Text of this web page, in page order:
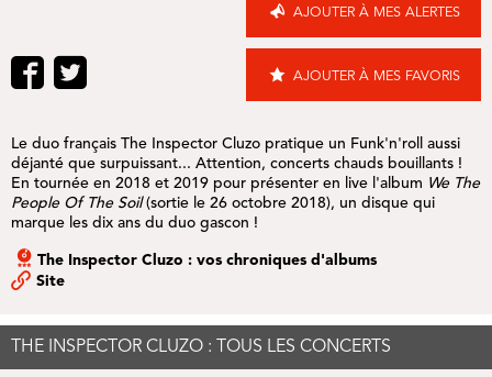
AJOUTER À MES ALERTES
AJOUTER À MES FAVORIS
Le duo français The Inspector Cluzo pratique un Funk'n'roll aussi
déjanté que surpuissant... Attention, concerts chauds bouillants !
En tournée en 2018 et 2019 pour présenter en live l'album We The
People Of The Soil(sortie le 26 octobre 2018), un disque qui
marque les dix ans du duo gascon !
The Inspector Cluzo : vos chroniques d'albums
Site
THE INSPECTOR CLUZO : TOUS LES CONCERTS